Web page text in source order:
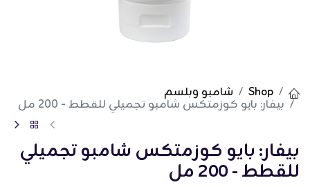
Shop شامبو وبلسم
بيفار: بايو كوزمتكس شامبو تجميلي للقطط - 200 مل
بيفار: بايو كوزمتكس شامبو تجميلي
للقطط - 200 مل